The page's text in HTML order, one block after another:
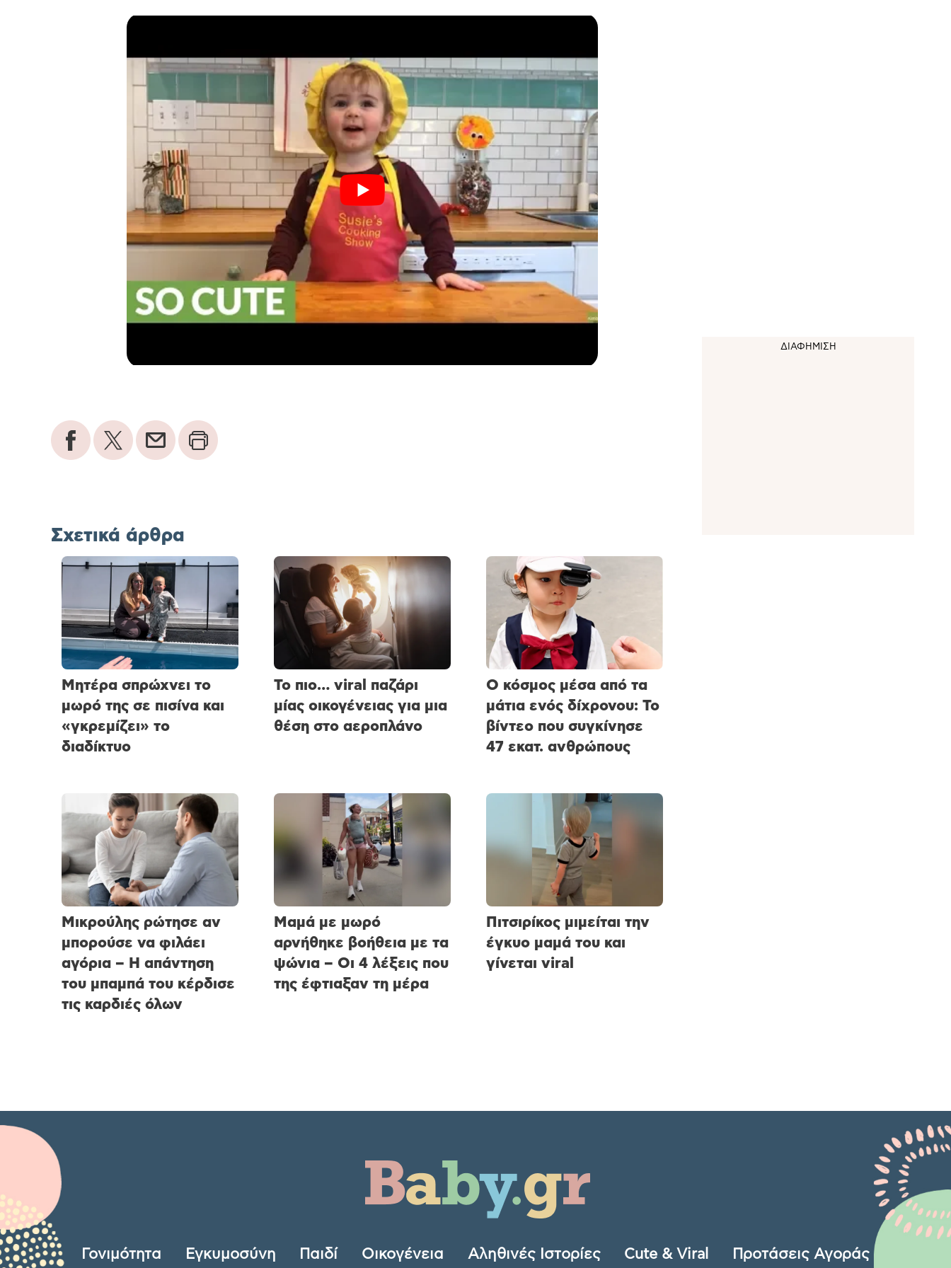
Σχετικά άρθρα
Μητέρα σπρώχνει το
μωρό της σε πισίνα και
«γκρεμίζει» το
διαδίκτυο
Το πιο… viral παζάρι
μίας οικογένειας για μια
θέση στο αεροπλάνο
Ο κόσμος μέσα από τα
μάτια ενός δίχρονου: Το
βίντεο που συγκίνησε
47 εκατ. ανθρώπους
Μικρούλης ρώτησε αν
μπορούσε να φιλάει
αγόρια – Η απάντηση
του μπαμπά του κέρδισε
τις καρδιές όλων
Μαμά με μωρό
αρνήθηκε βοήθεια με τα
ψώνια – Οι 4 λέξεις που
της έφτιαξαν τη μέρα
Πιτσιρίκος μιμείται την
έγκυο μαμά του και
γίνεται viral
Γονιμότητα Εγκυμοσύνη Παιδί Οικογένεια Αληθινές Ιστορίες Cute & Viral Προτάσεις Αγοράς